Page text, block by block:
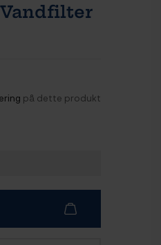
på dette produkt